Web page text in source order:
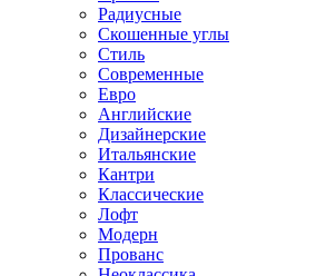
Радиусные
Скошенные углы
Стиль
Современные
Евро
Английские
Дизайнерские
Итальянские
Кантри
Классические
Лофт
Модерн
Прованс